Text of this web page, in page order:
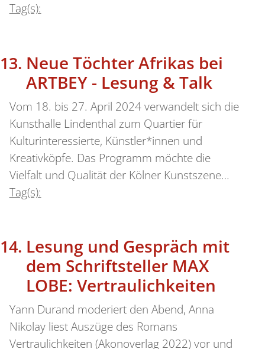
Tag(s):
Neue Töchter Afrikas bei
ARTBEY - Lesung & Talk
Vom 18. bis 27. April 2024 verwandelt sich die
Kunsthalle Lindenthal zum Quartier für
Kulturinteressierte, Künstler*innen und
Kreativköpfe. Das Programm möchte die
Vielfalt und Qualität der Kölner Kunstszene…
Tag(s):
Lesung und Gespräch mit
dem Schriftsteller MAX
LOBE: Vertraulichkeiten
Yann Durand moderiert den Abend, Anna
Nikolay liest Auszüge des Romans
Vertraulichkeiten (Akonoverlag 2022) vor und